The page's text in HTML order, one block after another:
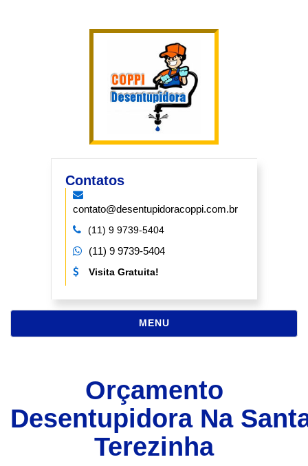
Contatos
contato@desentupidoracoppi.com.br
(11) 9 9739-5404
(11) 9 9739-5404
Visita Gratuita!
MENUNAVEGAÇÃO
Orçamento
Desentupidora Na
Terezinha